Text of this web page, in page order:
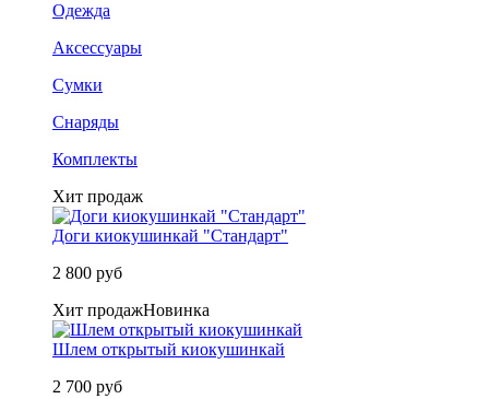
Одежда
Аксессуары
Сумки
Снаряды
Комплекты
Хит продаж
Доги киокушинкай "Стандарт"
2 800 руб
Хит продажНовинка
Шлем открытый киокушинкай
2 700 руб